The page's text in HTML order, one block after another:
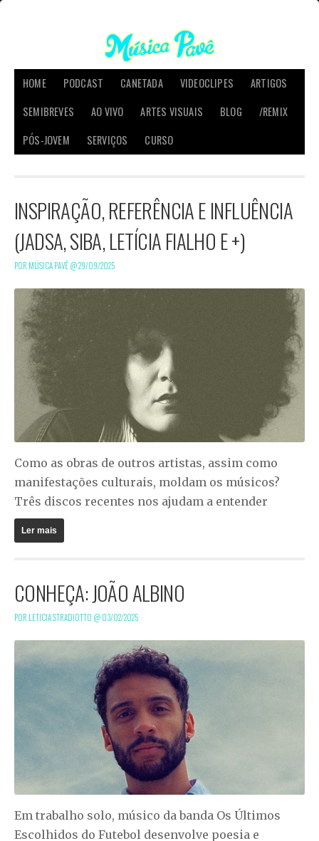
HOME PODCAST CANETADA VIDEOCLIPES
ARTIGOS
SEMIBREVES
AO VIVO ARTES VISUAIS BLOG
/REMIX
PÓS-JOVEM
SERVIÇOS CURSO
INSPIRAÇÃO, REFERÊNCIA E INFLUÊNCIA
(JADSA, SIBA, LETÍCIA FIALHO E +)
POR MÚSICA PAVÊ @29/09/2025
Como as obras de outros artistas, assim como
manifestações culturais, moldam os músicos?
Três discos recentes nos ajudam a entender
Ler mais
CONHEÇA: JOÃO ALBINO
POR LETICIA STRADIOTTO @03/02/2025
Em trabalho solo, músico da banda Os Últimos
Escolhidos do Futebol desenvolve poesia e